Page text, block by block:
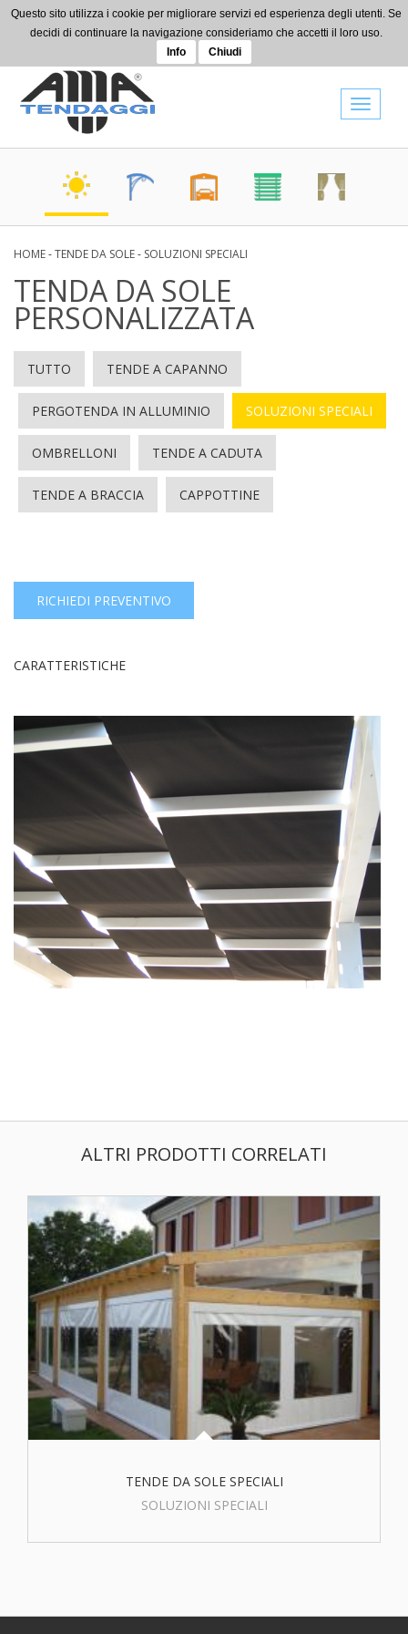
Skip to main content
Questo sito utilizza i cookie per migliorare servizi ed esperienza degli utenti. Se
decidi di continuare la navigazione consideriamo che accetti il loro uso.
Info
Chiudi
+39 0442 080514
info@amatendaggi.it
Toggle
HOME-TENDE DA SOLE- SOLUZIONI SPECIALI
TENDA DA SOLE
PERSONALIZZATA
TUTTO TENDE A CAPANNO
PERGOTENDA IN ALLUMINIO SOLUZIONI SPECIALI
OMBRELLONI TENDE A CADUTA
TENDE A BRACCIA CAPPOTTINE
RICHIEDI PREVENTIVO
CARATTERISTICHE
ALTRI PRODOTTI CORRELATI
TENDE DA SOLE SPECIALI
SOLUZIONI SPECIALI